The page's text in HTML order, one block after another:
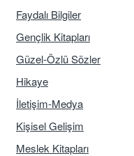
Faydalı Bilgiler
Gençlik Kitapları
Güzel-Özlü Sözler
Hikaye
İletişim-Medya
Kişisel Gelişim
Meslek Kitapları